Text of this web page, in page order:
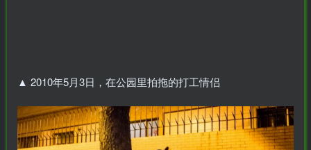
▲ 2010年5月3日，在公园里拍拖的打工情侣